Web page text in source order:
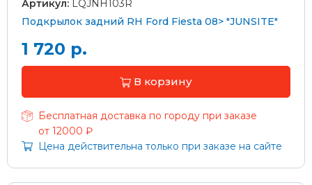
Артикул: LQJNH103R
Подкрылок задний RH Ford Fiesta 08> "JUNSITE"
1 720 р.
В корзину
Бесплатная доставка по городу при заказе
от 12000 ₽
Цена действительна только при заказе на сайте